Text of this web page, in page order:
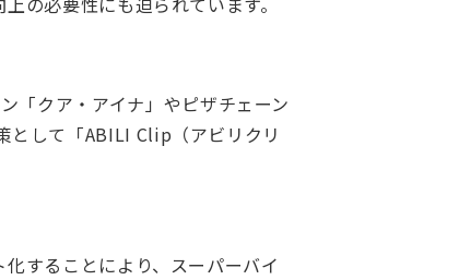
「クア・アイナ」やピザチェーン
として「ABILI Clip（アビリクリ
することにより、スーパーバイ